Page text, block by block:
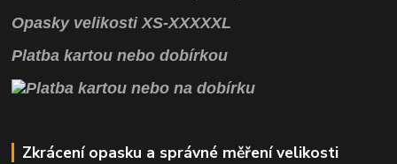
OpaskyvelikostiXS-XXXXXL
Platba kartou nebo dobírkou
Zkrácení opasku a správné měření velikosti